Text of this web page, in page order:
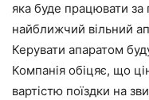
яка буде працювати
найближчий вільний
Керувати апаратом
Компанія обіцяє, що
вартістю поїздки на